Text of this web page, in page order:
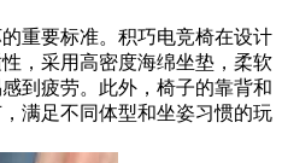
重要标准。积巧电竞椅在设计
，采用高密度海绵坐垫，柔软
到疲劳。此外，椅子的靠背和
满足不同体型和坐姿习惯的玩